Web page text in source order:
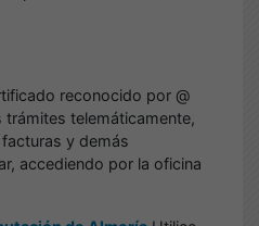
reconocido por @
telemáticamente,
y demás
accediendo por la oficina